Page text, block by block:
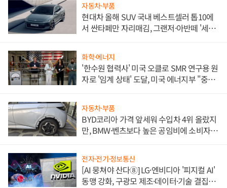
자동차·부품
현대차 올해 SUV 국내 베스트셀러 톱10에
서 싼타페만 자리매김, 그랜저·아반떼 '세단
화학·에너지
'한수원 협력사' 미국 오클로 SMR 연구용 원
자로 '임계 상태' 도달, 미국 에너지부 "중요
자동차·부품
BYD코리아 가격 앞세워 수입차 4위 올랐지
만, BMW·벤츠보다 높은 공임비에 소비자
전자·전기·정보통신
[AI 뭉쳐야 산다⑧] LG·엔비디아 '피지컬 AI'
동맹 강화, 구광모 제조·데이터·기술 결집